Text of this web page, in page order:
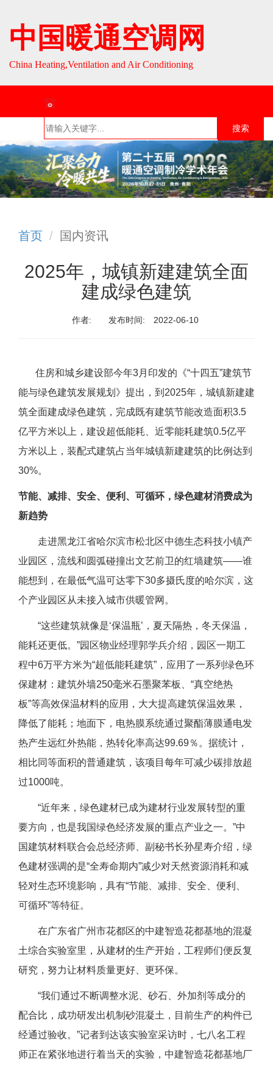
中国暖通空调网
China Heating,Ventilation and Air Conditioning
搜索
首页
组织介
绍
组织活
动
行业资
讯
English
首页 国内资讯
2025年，城镇新建建筑全面
建成绿色建筑
作者: 发布时间: 2022-06-10
住房和城乡建设部今年3月印发的《“十四五”建筑节
能与绿色建筑发展规划》提出，到2025年，城镇新建建
筑全面建成绿色建筑，完成既有建筑节能改造面积3.5
亿平方米以上，建设超低能耗、近零能耗建筑0.5亿平
方米以上，装配式建筑占当年城镇新建建筑的比例达到
30%。
节能、减排、安全、便利、可循环，绿色建材消费成为
新趋势
走进黑龙江省哈尔滨市松北区中德生态科技小镇产
业园区，流线和圆弧碰撞出文艺前卫的红墙建筑——谁
能想到，在最低气温可达零下30多摄氏度的哈尔滨，这
个产业园区从未接入城市供暖管网。
“这些建筑就像是‘保温瓶’，夏天隔热，冬天保温，
能耗还更低。”园区物业经理郭学兵介绍，园区一期工
程中6万平方米为“超低能耗建筑”，应用了一系列绿色环
保建材：建筑外墙250毫米石墨聚苯板、“真空绝热
板”等高效保温材料的应用，大大提高建筑保温效果，
降低了能耗；地面下，电热膜系统通过聚酯薄膜通电发
热产生远红外热能，热转化率高达99.69％。据统计，
相比同等面积的普通建筑，该项目每年可减少碳排放超
过1000吨。
“近年来，绿色建材已成为建材行业发展转型的重
要方向，也是我国绿色经济发展的重点产业之一。”中
国建筑材料联合会总经济师、副秘书长孙星寿介绍，绿
色建材强调的是“全寿命期内”减少对天然资源消耗和减
轻对生态环境影响，具有“节能、减排、安全、便利、
可循环”等特征。
在广东省广州市花都区的中建智造花都基地的混凝
土综合实验室里，从建材的生产开始，工程师们便反复
研究，努力让材料质量更好、更环保。
“我们通过不断调整水泥、砂石、外加剂等成分的
配合比，成功研发出机制砂混凝土，目前生产的构件已
经通过验收。”记者到达该实验室采访时，七八名工程
师正在紧张地进行着当天的实验，中建智造花都基地厂